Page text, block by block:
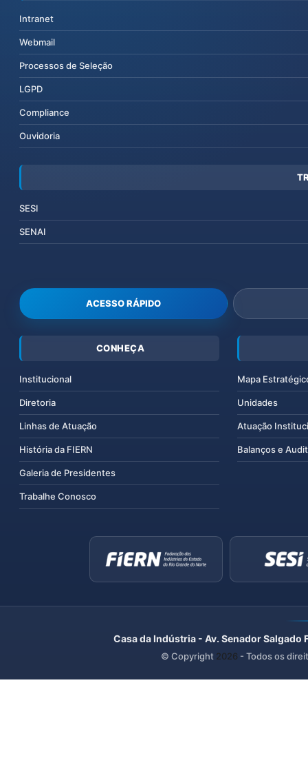
Intranet
Webmail
Processos de Seleção
LGPD
Compliance
Ouvidoria
SESI
SENAI
ACESSO RÁPIDO
CONHEÇA
Institucional
Diretoria
Linhas de Atuação
História da FIERN
Galeria de Presidentes
Trabalhe Conosco
Mapa
Unidades
Atuação
Balanços e
Casa da Indústria - Av. Senador
© Copyright 2026 - Todos os